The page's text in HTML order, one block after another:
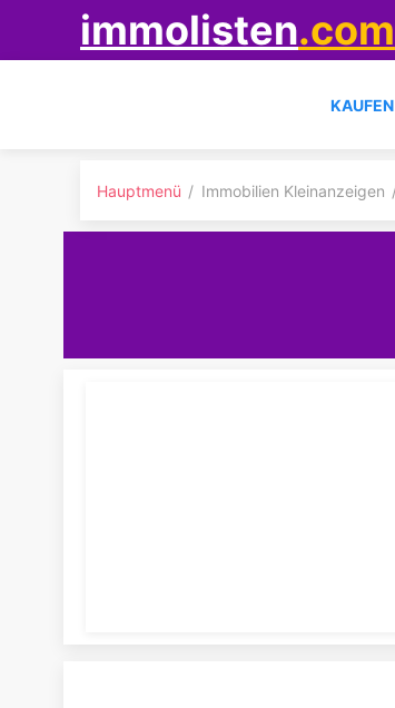
immolisten.com
KAUFEN
Hauptmenü Immobilien Kleinanzeigen